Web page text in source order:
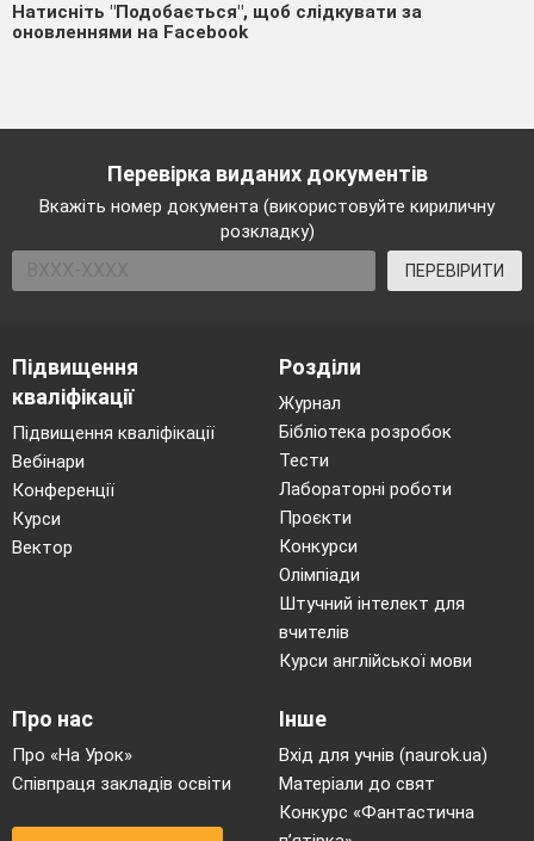
Натисніть "Подобається", щоб слідкувати за
оновленнями на Facebook
Перевірка виданих документів
Вкажіть номер документа (використовуйте кириличну
розкладку)
ПЕРЕВІРИТИ
Підвищення
кваліфікації
Підвищення кваліфікації
Вебінари
Конференції
Курси
Вектор
Розділи
Журнал
Бібліотека розробок
Тести
Лабораторні роботи
Проєкти
Конкурси
Олімпіади
Штучний інтелект для
вчителів
Курси англійської мови
Про нас
Про «На Урок»
Співпраця закладів освіти
Інше
Вхід для учнів (naurok.ua)
Матеріали до свят
Конкурс «Фантастична